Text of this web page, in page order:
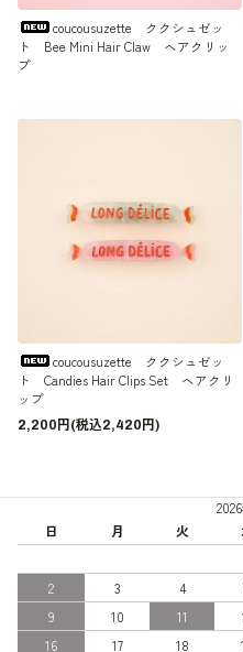
coucousuzette ククシュゼッ
ト Bee Mini Hair Claw ヘアクリッ
プ
coucousuzette ククシュゼッ
ト Candies Hair Clips Set ヘアクリ
ップ
2,200円(税込2,420円)
日
月 火
2
3 4
9
10 11
16
17 18